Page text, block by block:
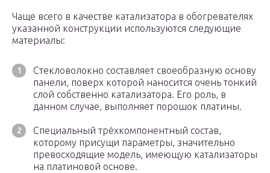
Чаще всего в качестве катализатора в обогревателях
указанной конструкции используются следующие
материалы:
Стекловолокно составляет своеобразную основу
панели, поверх которой наносится очень тонкий
слой собственно катализатора. Его роль, в
данном случае, выполняет порошок платины.
Специальный трёхкомпонентный состав,
которому присущи параметры, значительно
превосходящие модель, имеющую катализаторы
на платиновой основе.